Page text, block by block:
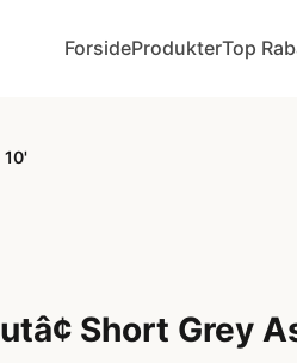
ForsideProdukterTop
10'
Short Grey